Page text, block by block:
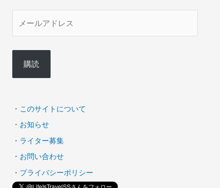
ル
ド
ス
購読
・ このサイトについて
・ お知らせ
・ ライター募集
・ お問い合わせ
・ プライバシーポリシー